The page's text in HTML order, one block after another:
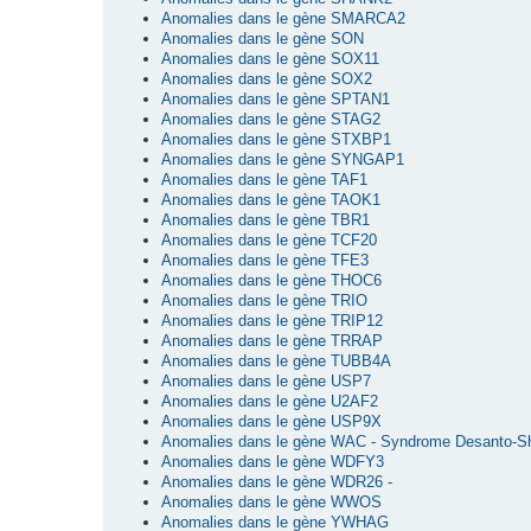
Anomalies dans le gène SMARCA2
Anomalies dans le gène SON
Anomalies dans le gène SOX11
Anomalies dans le gène SOX2
Anomalies dans le gène SPTAN1
Anomalies dans le gène STAG2
Anomalies dans le gène STXBP1
Anomalies dans le gène SYNGAP1
Anomalies dans le gène TAF1
Anomalies dans le gène TAOK1
Anomalies dans le gène TBR1
Anomalies dans le gène TCF20
Anomalies dans le gène TFE3
Anomalies dans le gène THOC6
Anomalies dans le gène TRIO
Anomalies dans le gène TRIP12
Anomalies dans le gène TRRAP
Anomalies dans le gène TUBB4A
Anomalies dans le gène USP7
Anomalies dans le gène U2AF2
Anomalies dans le gène USP9X
Anomalies dans le gène WAC - Syndrome Desanto-
Anomalies dans le gène WDFY3
Anomalies dans le gène WDR26 -
Anomalies dans le gène WWOS
Anomalies dans le gène YWHAG